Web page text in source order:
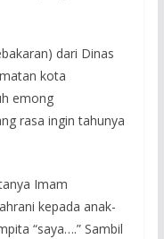
dari Dinas
kota
emong
rasa ingin tahunya
Imam
kepada anak-
“saya….” Sambil